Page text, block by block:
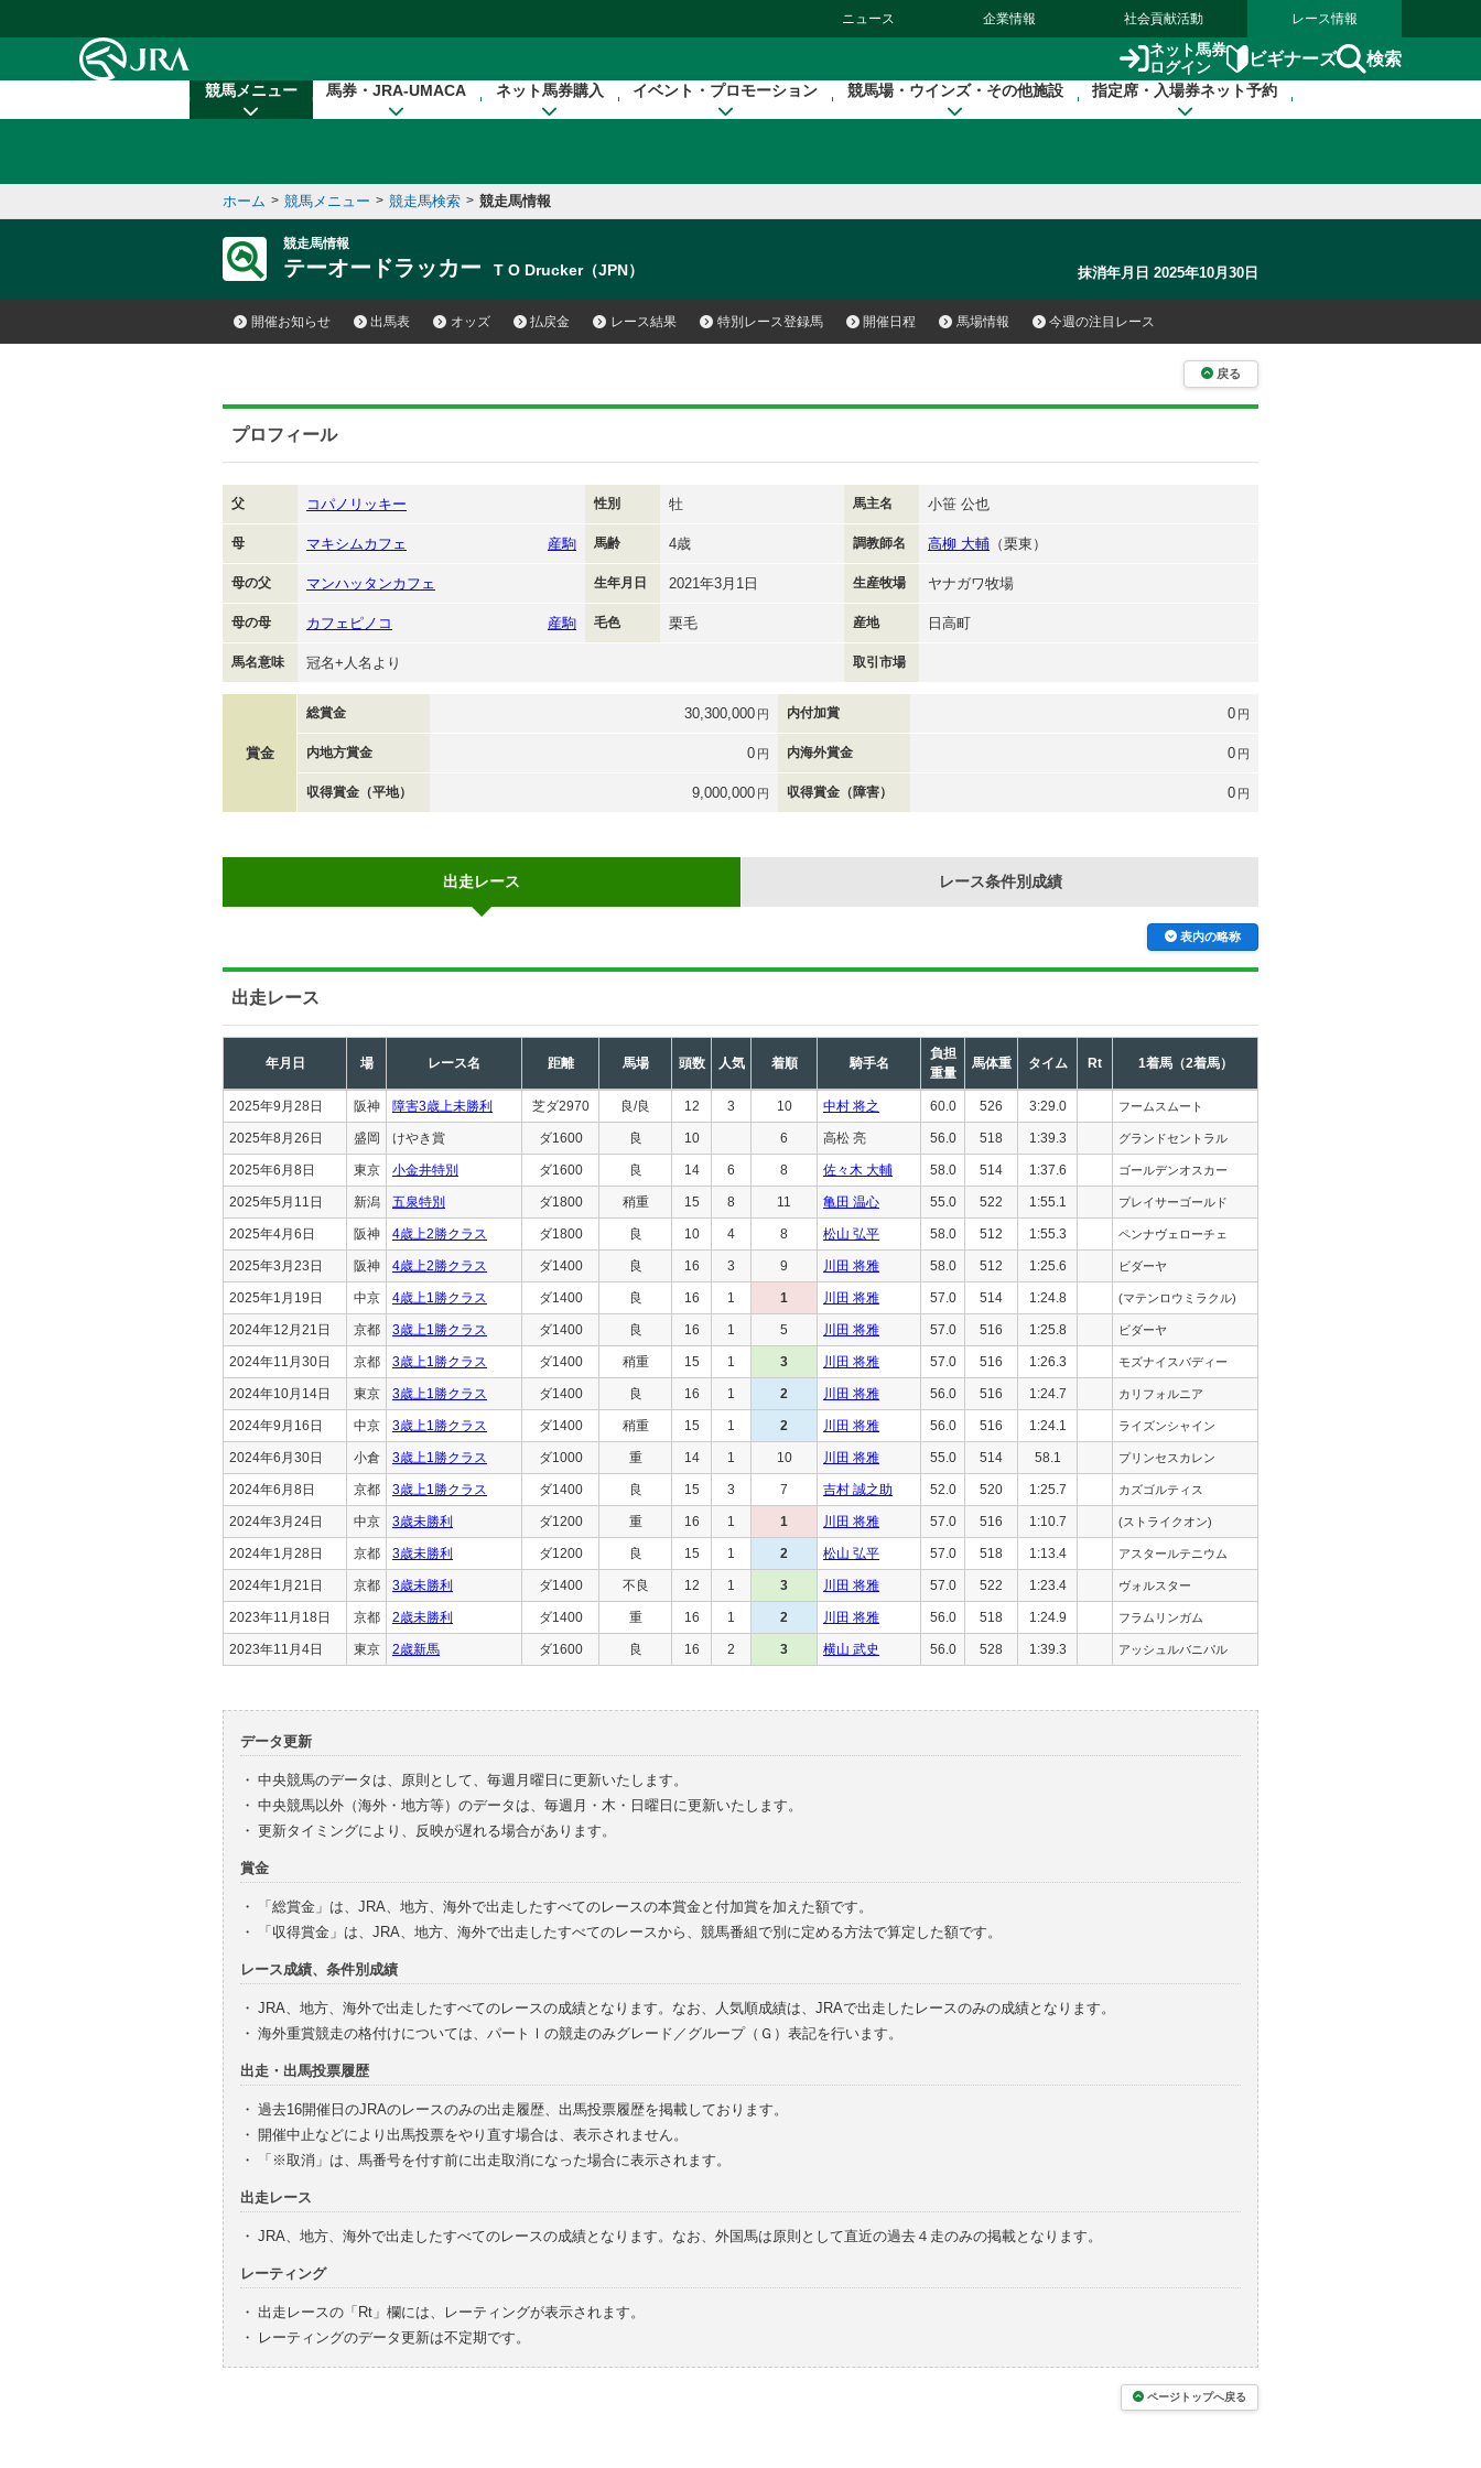
ニュース 企業情報 社会貢献活動 レース情報
ネット馬券
ログイン
ビギナーズ 検索
競馬メニュー 馬券・JRA-UMACA ネット馬券購入 イベント・プロモーション 競馬場・ウインズ・その他施設 指定席・入場券ネット予約
ホーム > 競馬メニュー > 競走馬検索 > 競走馬情報
競走馬情報
テーオードラッカー T O Drucker（JPN） 抹消年月日 2025年10月30日
開催お知らせ 出馬表 オッズ 払戻金 レース結果 特別レース登録馬 開催日程 馬場情報 今週の注目レース
戻る
プロフィール
父 コパノリッキー 性別 牡 馬主名 小笹 公也
母 マキシムカフェ 産駒 馬齢 4歳 調教師名 高柳 大輔 （栗東）
母の父 マンハッタンカフェ 生年月日 2021年3月1日 生産牧場 ヤナガワ牧場
母の母 カフェピノコ 産駒 毛色 栗毛 産地 日高町
馬名意味 冠名+人名より 取引市場
賞金
総賞金 30,300,000 円 内付加賞 0 円
内地方賞金 0 円 内海外賞金 0 円
収得賞金（平地） 9,000,000 円 収得賞金（障害） 0 円
出走レース レース条件別成績
表内の略称
出走レース
年月日 場 レース名 距離 馬場 頭数 人気 着順 騎手名
負担
重量
馬体重 タイム Rt 1着馬（2着馬）
2025年9月28日 阪神 障害3歳上未勝利 芝ダ2970 良/良 12 3 10 中村 将之 60.0 526 3:29.0 フームスムート
2025年8月26日 盛岡 けやき賞 ダ1600 良 10 6 高松 亮 56.0 518 1:39.3 グランドセントラル
2025年6月8日 東京 小金井特別 ダ1600 良 14 6 8 佐々木 大輔 58.0 514 1:37.6 ゴールデンオスカー
2025年5月11日 新潟 五泉特別 ダ1800 稍重 15 8 11 亀田 温心 55.0 522 1:55.1 プレイサーゴールド
2025年4月6日 阪神 4歳上2勝クラス ダ1800 良 10 4 8 松山 弘平 58.0 512 1:55.3 ペンナヴェローチェ
2025年3月23日 阪神 4歳上2勝クラス ダ1400 良 16 3 9 川田 将雅 58.0 512 1:25.6 ビダーヤ
2025年1月19日 中京 4歳上1勝クラス ダ1400 良 16 1 1 川田 将雅 57.0 514 1:24.8 (マテンロウミラクル)
2024年12月21日 京都 3歳上1勝クラス ダ1400 良 16 1 5 川田 将雅 57.0 516 1:25.8 ビダーヤ
2024年11月30日 京都 3歳上1勝クラス ダ1400 稍重 15 1 3 川田 将雅 57.0 516 1:26.3 モズナイスバディー
2024年10月14日 東京 3歳上1勝クラス ダ1400 良 16 1 2 川田 将雅 56.0 516 1:24.7 カリフォルニア
2024年9月16日 中京 3歳上1勝クラス ダ1400 稍重 15 1 2 川田 将雅 56.0 516 1:24.1 ライズンシャイン
2024年6月30日 小倉 3歳上1勝クラス ダ1000 重 14 1 10 川田 将雅 55.0 514 58.1 プリンセスカレン
2024年6月8日 京都 3歳上1勝クラス ダ1400 良 15 3 7 吉村 誠之助 52.0 520 1:25.7 カズゴルティス
2024年3月24日 中京 3歳未勝利 ダ1200 重 16 1 1 川田 将雅 57.0 516 1:10.7 (ストライクオン)
2024年1月28日 京都 3歳未勝利 ダ1200 良 15 1 2 松山 弘平 57.0 518 1:13.4 アスタールテニウム
2024年1月21日 京都 3歳未勝利 ダ1400 不良 12 1 3 川田 将雅 57.0 522 1:23.4 ヴォルスター
2023年11月18日 京都 2歳未勝利 ダ1400 重 16 1 2 川田 将雅 56.0 518 1:24.9 フラムリンガム
2023年11月4日 東京 2歳新馬 ダ1600 良 16 2 3 横山 武史 56.0 528 1:39.3 アッシュルバニパル
データ更新
・ 中央競馬のデータは、原則として、毎週月曜日に更新いたします。
・ 中央競馬以外（海外・地方等）のデータは、毎週月・木・日曜日に更新いたします。
・ 更新タイミングにより、反映が遅れる場合があります。
賞金
・
「総賞金」は、JRA、地方、海外で出走したすべてのレースの本賞金と付加賞を加えた額です。
・
「収得賞金」は、JRA、地方、海外で出走したすべてのレースから、競馬番組で別に定める方法で算定した額です。
レース成績、条件別成績
・ JRA、地方、海外で出走したすべてのレースの成績となります。なお、人気順成績は、JRAで出走したレースのみの成績となります。
・ 海外重賞競走の格付けについては、パートⅠの競走のみグレード／グループ（Ｇ）表記を行います。
出走・出馬投票履歴
・ 過去16開催日のJRAのレースのみの出走履歴、出馬投票履歴を掲載しております。
・ 開催中止などにより出馬投票をやり直す場合は、表示されません。
・
「※取消」は、馬番号を付す前に出走取消になった場合に表示されます。
出走レース
・ JRA、地方、海外で出走したすべてのレースの成績となります。なお、外国馬は原則として直近の過去４走のみの掲載となります。
レーティング
・ 出走レースの「Rt」欄には、レーティングが表示されます。
・
レーティングのデータ更新は不定期です。
ページトップへ戻る